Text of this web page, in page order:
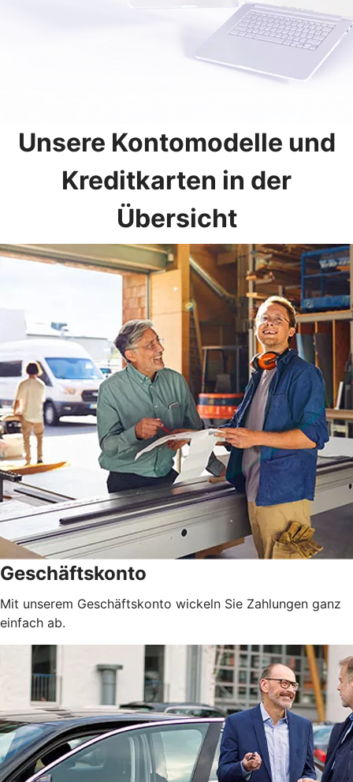
Unsere Kontomodelle und
Kreditkarten in der
Übersicht
Geschäftskonto
Mit unserem Geschäftskonto wickeln Sie Zahlungen ganz
einfach ab.